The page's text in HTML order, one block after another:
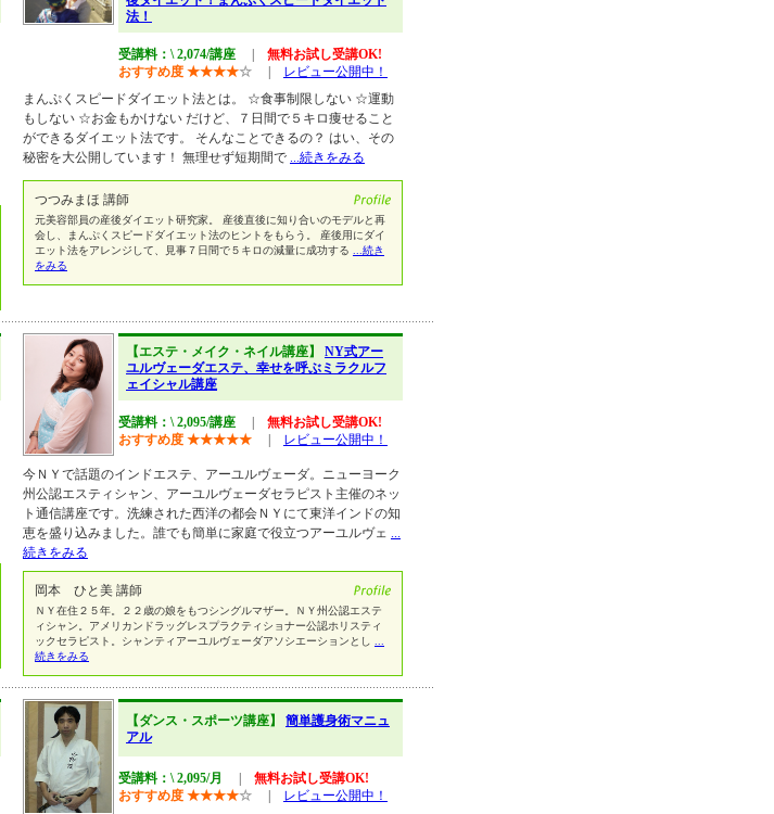
法！
受講料：\ 2,074/講座
無料お試し受講OK!
おすすめ度 ★★★★☆
レビュー公開中！
まんぷくスピードダイエット法とは。 ☆食事制限しない ☆運動
もしない ☆お金もかけない だけど、７日間で５キロ痩せること
ができるダイエット法です。 そんなことできるの？ はい、その
秘密を大公開しています！ 無理せず短期間で ...続きをみる
つつみまほ 講師
元美容部員の産後ダイエット研究家。 産後直後に知り合いのモデルと再
会し、まんぷくスピードダイエット法のヒントをもらう。 産後用にダイ
エット法をアレンジして、見事７日間で５キロの減量に成功する
...続き
をみる
【エステ・メイク・ネイル講座】 NY式アー
ユルヴェーダエステ、幸せを呼ぶミラクルフ
ェイシャル講座
受講料：\ 2,095/講座
無料お試し受講OK!
おすすめ度 ★★★★★ レビュー公開中！
今ＮＹで話題のインドエステ、アーユルヴェーダ。ニューヨーク
州公認エスティシャン、アーユルヴェーダセラピスト主催のネッ
ト通信講座です。洗練された西洋の都会ＮＹにて東洋インドの知
恵を盛り込みました。誰でも簡単に家庭で役立つアーユルヴェ ...
続きをみる
岡本 ひと美 講師
ＮＹ在住２５年。２２歳の娘をもつシングルマザー。ＮＹ州公認エステ
ィシャン。アメリカンドラッグレスプラクティショナー公認ホリスティ
ックセラピスト。シャンティアーユルヴェーダアソシエーションとし
続きをみる
【ダンス・スポーツ講座】 簡単護身術マニュ
アル
受講料：\ 2,095/月
無料お試し受講OK!
おすすめ度 ★★★★☆ レビュー公開中！